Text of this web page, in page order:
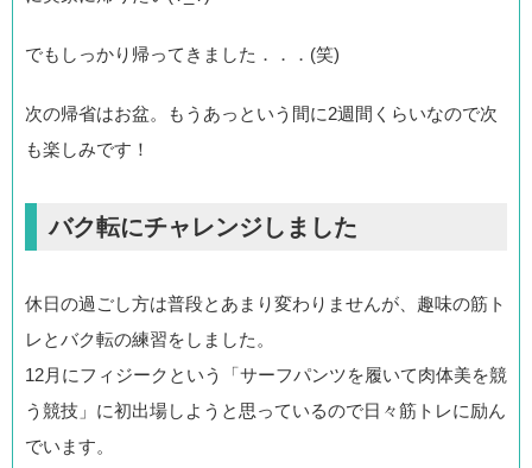
でもしっかり帰ってきました．．．(笑)
次の帰省はお盆。もうあっという間に2週間くらいなので次
も楽しみです！
バク転にチャレンジしました
休日の過ごし方は普段とあまり変わりませんが、趣味の筋ト
レとバク転の練習をしました。
12月にフィジークという「サーフパンツを履いて肉体美を競
う競技」に初出場しようと思っているので日々筋トレに励ん
でいます。